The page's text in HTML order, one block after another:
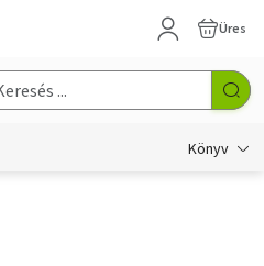
Üres
Könyv